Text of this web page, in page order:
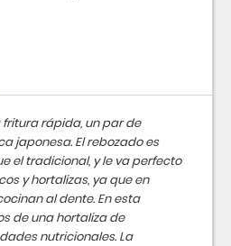
rápida, un par de
japonesa. El rebozado es
el tradicional, y le va perfecto
y hortalizas, ya que en
al dente. En esta
de una hortaliza de
nutricionales. La